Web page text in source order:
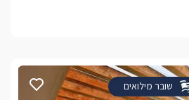
שובר מילואים